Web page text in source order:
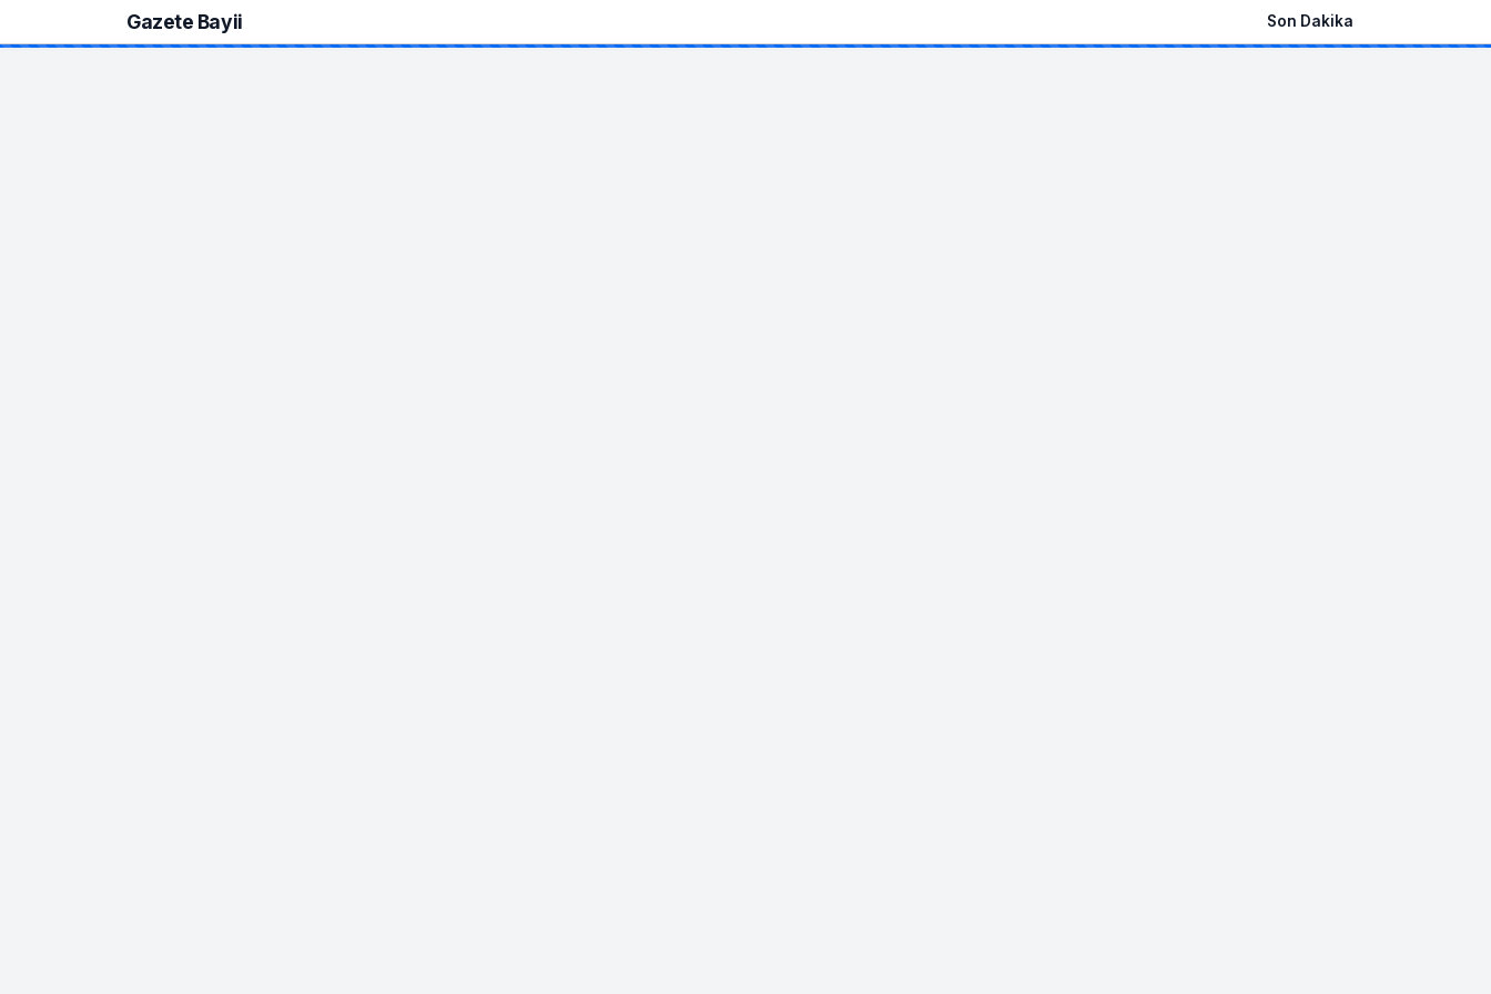
Gazete Bayii Son Dakika